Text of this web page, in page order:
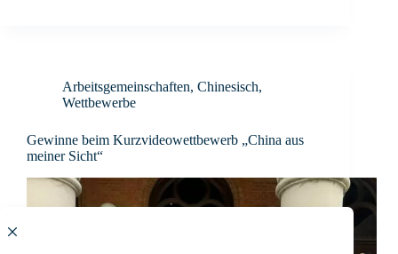
Arbeitsgemeinschaften, Chinesisch,
Wettbewerbe
Gewinne beim Kurzvideowettbewerb „China aus
meiner Sicht“